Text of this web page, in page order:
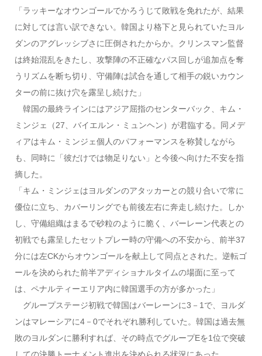
「ラッキーなオウンゴールでかろうじて敗戦を免れたが、結果
に対しては言い訳できない。韓国より格下と見られていたヨル
ダンのアグレッシブさに圧倒されたからか。クリンスマン監督
は終始混乱をきたし、攻撃陣の不正確なパス回しが追加点を奪
うリズムを断ち切り、守備陣は試合を通して相手の鋭いカウン
ターの前に抜け穴を露呈し続けた」
韓国の最終ラインにはアジア屈指のセンターバック、キム・
ミンジェ（27、バイエルン・ミュンヘン）が君臨する。同メデ
ィアはキム・ミンジェ個人のパフォーマンスを称賛しながら
も、同時に「彼だけでは物足りない」と今後へ向けた不安を指
摘した。
「キム・ミンジェはヨルダンのアタッカーとの競り合いで常に
優位に立ち、カバーリングでも前後左右に奔走し続けた。しか
し、守備組織はまるで砂粒のように脆く、バーレーン代表との
初戦でも露呈したセットプレー時の守備への不安から、前半37
分には左CKからオウンゴールを献上して同点とされた。逆転ゴ
ールを決められた前半アディショナルタイムの場面に至って
は、ペナルティーエリア内に韓国選手の方が多かった」
グループステージ初戦で韓国はバーレーンに3－1で、ヨルダ
ンはマレーシアに4－0でそれぞれ勝利していた。韓国は過去無
敗のヨルダンに勝利すれば、その時点でグループEを1位で突破